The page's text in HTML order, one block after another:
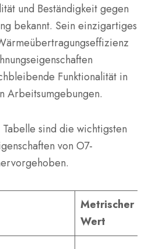
und Beständigkeit gegen
bekannt. Sein einzigartiges
Funktionalität in
Arbeitsumgebungen.
sind die wichtigsten
von O7-
Metrischer
Wert